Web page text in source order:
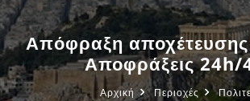
Απόφραξη αποχέτευσης
Αποφράξεις 24h/
Αρχική Περιοχές